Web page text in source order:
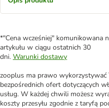
*"Cena wcześniej" komunikowana
artykułu w ciągu ostatnich 30
dni. Warunki dostawy
zooplus ma prawo wykorzystywać
bezpośrednich ofert dotyczących
usług. W każdej chwili możesz
koszty przesyłu zgodnie z taryfą